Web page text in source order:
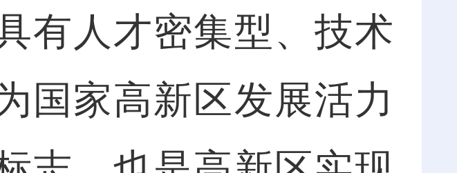
有人才密集型、技术
国家高新区发展活力